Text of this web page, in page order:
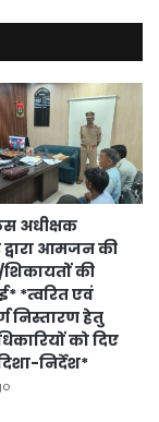
अधीक्षक
आमजन की
की
*त्वरित एवं
निस्तारण हेतु
को दिए
निर्देश*